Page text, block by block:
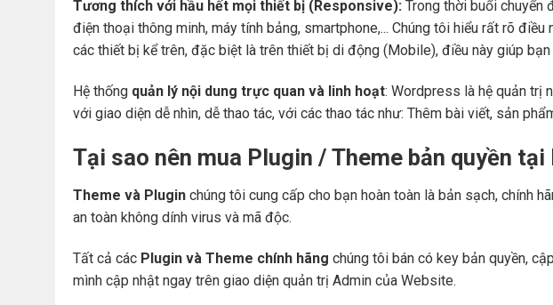
Tương thích với hầu hết mọi thiết bị (Responsive): Trong thời buổi chuyển
điện thoại thông minh, máy tính bảng, smartphone,... Chúng tôi hiểu rất rõ điều
các thiết bị kể trên, đặc biệt là trên thiết bị di động (Mobile), điều này giúp
Hệ thống quản lý nội dung trực quan và linh hoạt: Wordpress là hệ quản trị
với giao diện dễ nhìn, dễ thao tác, với các thao tác như: Thêm bài viết, sản
Tại sao nên mua Plugin / Theme bản quyền
Theme và Plugin chúng tôi cung cấp cho bạn hoàn toàn là bản sạch, chính
an toàn không dính virus và mã độc.
Tất cả các Plugin và Theme chính hãng chúng tôi bán có key bản quyền,
mình cập nhật ngay trên giao diện quản trị Admin của Website.